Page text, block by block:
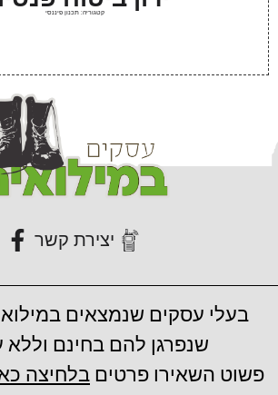
קטגוריה: תכנון פיננסי
יצירת קשר
בעלי עסקים שנמצאים
שנפרגן להם בחינם וללא
פשוט השאירו פרטים בלחיצה